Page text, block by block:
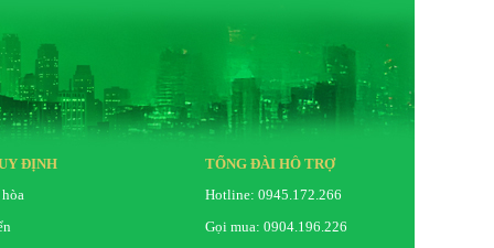
ĐỊNH
TỔNG ĐÀI HỖ TRỢ
Hotline: 0945.172.266
Gọi mua: 0904.196.226